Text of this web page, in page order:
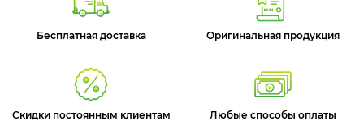
Бесплатная доставка Оригинальная продукция
Скидки постоянным клиентам Любые способы оплаты